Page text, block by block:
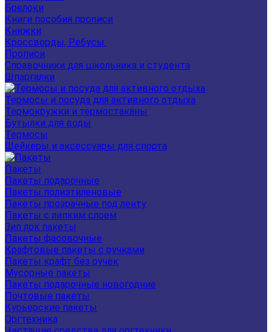
Брелоки
Книги пособия прописи
Книжки
Кроссворды, Ребусы.
Прописи
Справочники для школьника и студента
Шпаргалки
Термосы и посуда для активного отдыха
Термокружки и термостаканы
Бутылки для воды
Термосы
Шейкеры и аксессуары для спорта
Пакеты
Пакеты подарочные
Пакеты полиэтиленовые
Пакеты прозрачные под ленту
Пакеты с липким слоем
Зип лок пакеты
Пакеты фасовочные
Крафтовые пакеты с ручками
Пакеты крафт без ручек
Мусорные пакеты
Пакеты подарочные новогодние
Почтовые пакеты
Курьерские пакеты
Оргтехника